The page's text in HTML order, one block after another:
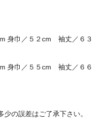
身巾／５２cm 袖丈／６３
身巾／５５cm 袖丈／６６
の誤差はご了承下さい。